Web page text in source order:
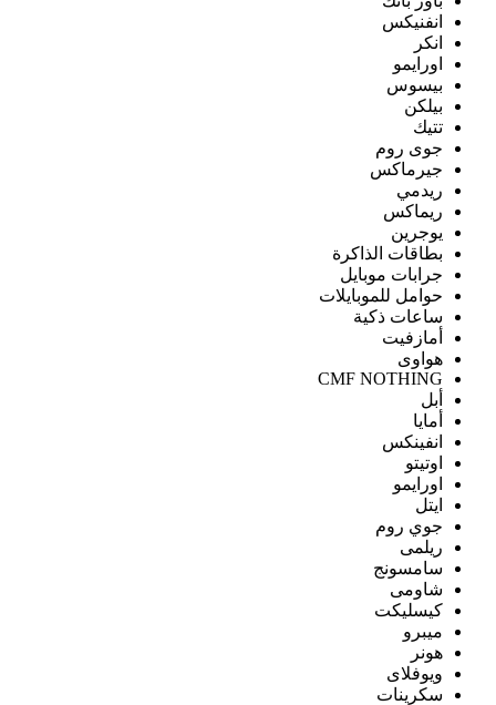
انفنيكس
انكر
اورايمو
بيسوس
بيلكن
تتيك
جوى روم
جيرماكس
ريدمي
ريماكس
يوجرين
بطاقات الذاكرة
جرابات موبايل
حوامل للموبايلات
ساعات ذكية
أمازفيت
هواوى
CMF NOTHING
أبل
أمايا
انفينكس
اوتيتو
اورايمو
ايتل
جوي روم
ريلمى
سامسونج
شاومى
كيسليكت
ميبرو
هونر
ويوفلاى
سكرينات